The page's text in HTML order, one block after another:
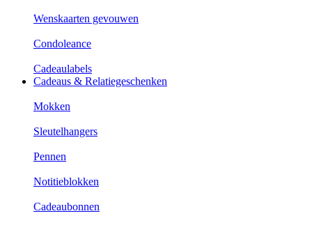
Wenskaarten gevouwen
Condoleance
Cadeaulabels
Cadeaus & Relatiegeschenken
Mokken
Sleutelhangers
Pennen
Notitieblokken
Cadeaubonnen